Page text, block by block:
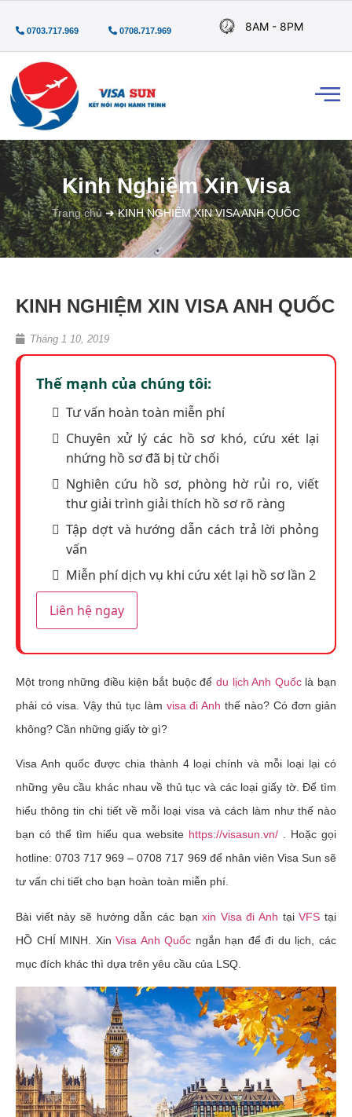
0703.717.969 0708.717.969 8AM - 8PM
Kinh Nghiệm Xin Visa
Trang chủ➜KINH NGHIỆM XIN VISA ANH QUỐC
KINH NGHIỆM XIN VISA ANH QUỐC
Tháng 1 10, 2019
Thế mạnh của chúng tôi:
Tư vấn hoàn toàn miễn phí
Chuyên xử lý các hồ sơ khó, cứu xét lại
nhứng hồ sơ đã bị từ chối
Nghiên cứu hồ sơ, phòng hờ rủi ro, viết
thư giải trình giải thích hồ sơ rõ ràng
Tập dợt và hướng dẫn cách trả lời phỏng
vấn
Miễn phí dịch vụ khi cứu xét lại hồ sơ lần 2
Liên hệ ngay
Một trong những điều kiện bắt buộc để du lịch Anh Quốclà bạn
phải có visa. Vậy thủ tục làm visa đi Anh thế nào? Có đơn giản
không? Cần những giấy tờ gì?
Visa Anh quốc được chia thành 4 loại chính và mỗi loại lại có
những yêu cầu khác nhau về thủ tục và các loại giấy tờ. Để tìm
hiểu thông tin chi tiết về mỗi loại visa và cách làm như thế nào
bạn có thể tìm hiểu qua website https://visasun.vn/ . Hoặc gọi
hotline: 0703 717 969 – 0708 717 969 để nhân viên Visa Sun sẽ
tư vấn chi tiết cho bạn hoàn toàn miễn phí.
Bài viết này sẽ hướng dẫn các bạnxin Visa đi Anh tạiVFS tại
HỒ CHÍ MINH. XinVisa Anh Quốc ngắn hạn để đi du lịch, các
mục đích khác thì dựa trên yêu cầu của LSQ.